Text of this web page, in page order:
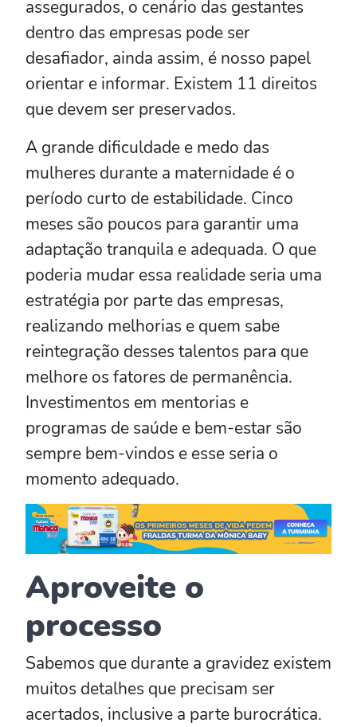
assegurados, o cenário das gestantes
dentro das empresas pode ser
desafiador, ainda assim, é nosso papel
orientar e informar. Existem 11 direitos
que devem ser preservados.
A grande dificuldade e medo das
mulheres durante a maternidade é o
período curto de estabilidade. Cinco
meses são poucos para garantir uma
adaptação tranquila e adequada. O que
poderia mudar essa realidade seria uma
estratégia por parte das empresas,
realizando melhorias e quem sabe
reintegração desses talentos para que
melhore os fatores de permanência.
Investimentos em mentorias e
programas de saúde e bem-estar são
sempre bem-vindos e esse seria o
momento adequado.
Aproveite o
processo
Sabemos que durante a gravidez existem
muitos detalhes que precisam ser
acertados, inclusive a parte burocrática.